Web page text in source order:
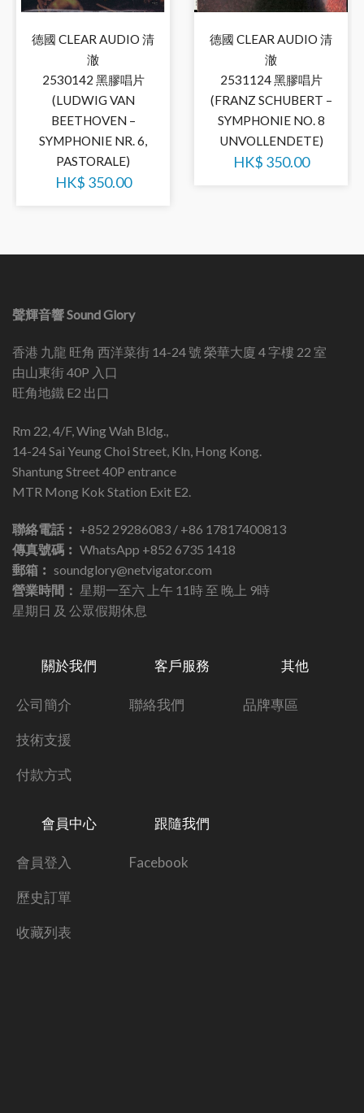
德國 CLEAR AUDIO 清
澈
2530142 黑膠唱片
(LUDWIG VAN
BEETHOVEN –
SYMPHONIE NR. 6,
PASTORALE)
HK$ 350.00
德國 CLEAR AUDIO 清
澈
2531124 黑膠唱片
(FRANZ SCHUBERT –
SYMPHONIE NO. 8
UNVOLLENDETE)
HK$ 350.00
聲輝音響 Sound Glory
香港 九龍 旺角 西洋菜街 14-24 號 榮華大廈 4 字樓 22 室
由山東街 40P 入口
旺角地鐵 E2 出口
Rm 22, 4/F, Wing Wah Bldg.,
14-24 Sai Yeung Choi Street, Kln, Hong Kong.
Shantung Street 40P entrance
MTR Mong Kok Station Exit E2.
聯絡電話︰ +852 29286083 / +86 17817400813
傳真號碼︰ WhatsApp +852 6735 1418
郵箱︰ soundglory@netvigator.com
營業時間： 星期一至六 上午 11時 至 晚上 9時
星期日 及 公眾假期休息
關於我們
公司簡介
技術支援
付款方式
客戶服務
聯絡我們
其他
品牌專區
會員中心
會員登入
歷史訂單
收藏列表
跟隨我們
Facebook